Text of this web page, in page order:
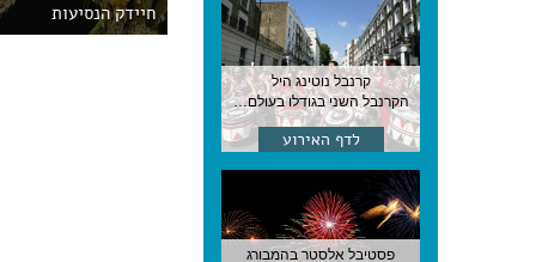
קרנבל נוטינג היל
הקרנבל השני בגודלו בעולם, עם מוזיקה, תהלוכות ותחפושות. לונדון
לדף האירוע
פסטיבל אלסטר בהמבורג
חיידק הנסיעות